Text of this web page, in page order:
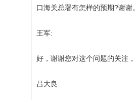
口海关总署有怎样的预期?谢谢
王军:
好，谢谢您对这个问题的关注
吕大良: